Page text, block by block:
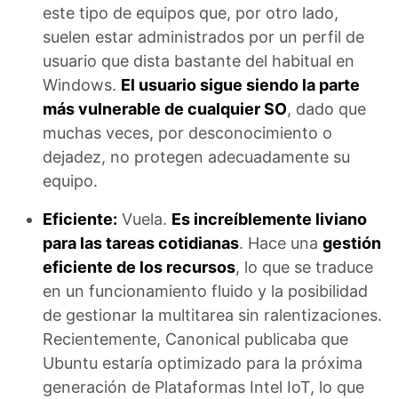
este tipo de equipos que, por otro lado,
suelen estar administrados por un perfil de
usuario que dista bastante del habitual en
Windows. El usuario sigue siendo la parte
más vulnerable de cualquier SO, dado que
muchas veces, por desconocimiento o
dejadez, no protegen adecuadamente su
equipo.
Eficiente: Vuela. Es increíblemente liviano
para las tareas cotidianas. Hace una gestión
eficiente de los recursos, lo que se traduce
en un funcionamiento fluido y la posibilidad
de gestionar la multitarea sin ralentizaciones.
Recientemente, Canonical publicaba que
Ubuntu estaría optimizado para la próxima
generación de Plataformas Intel IoT, lo que